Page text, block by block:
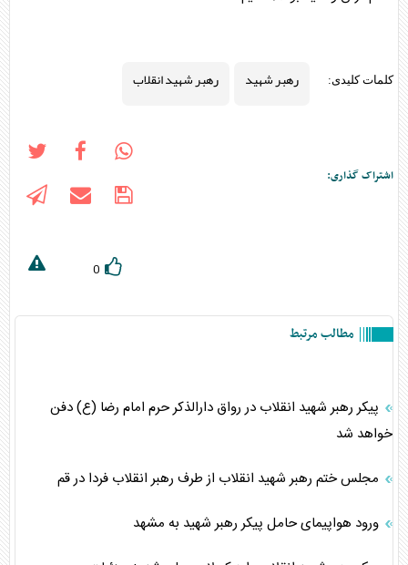
کلمات کلیدی: رهبر شهید رهبر شهید انقلاب
اشتراک گذاری:
0
مطالب مرتبط
پیکر رهبر شهید انقلاب در رواق دارالذکر حرم امام رضا (ع) دفن
خواهد شد
مجلس ختم رهبر شهید انقلاب از طرف رهبر انقلاب فردا در قم
ورود هواپیمای حامل پیکر رهبر شهید به مشهد